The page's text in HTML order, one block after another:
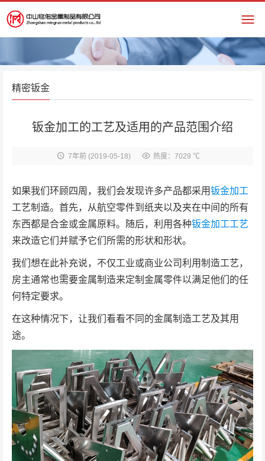
精密钣金
钣金加工的工艺及适用的产品范围介绍
7年前(2019-05-18) 热度：7029 ℃
如果我们环顾四周，我们会发现许多产品都采用钣金加工
工艺制造。首先，从航空零件到纸夹以及夹在中间的所有
东西都是合金或金属原料。随后，利用各种钣金加工工艺
来改造它们并赋予它们所需的形状和形状。
我们想在此补充说，不仅工业或商业公司利用制造工艺，
房主通常也需要金属制造来定制金属零件以满足他们的任
何特定要求。
在这种情况下，让我们看看不同的金属制造工艺及其用
途。